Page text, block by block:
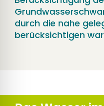
durch die nahe
berücksichtigen